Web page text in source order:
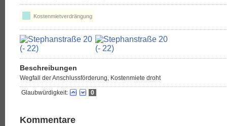
Kostenmietverdrängung
Beschreibungen
Wegfall der Anschlussförderung, Kostenmiete droht
Glaubwürdigkeit: 0
Kommentare